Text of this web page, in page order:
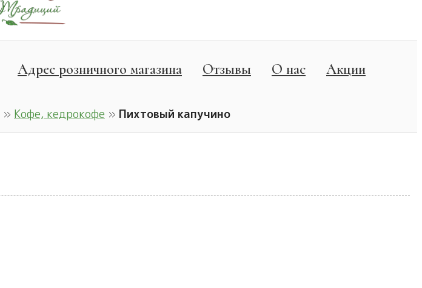
Адрес розничного магазина Отзывы О нас
Акции
» Кофе, кедрокофе » Пихтовый капучино